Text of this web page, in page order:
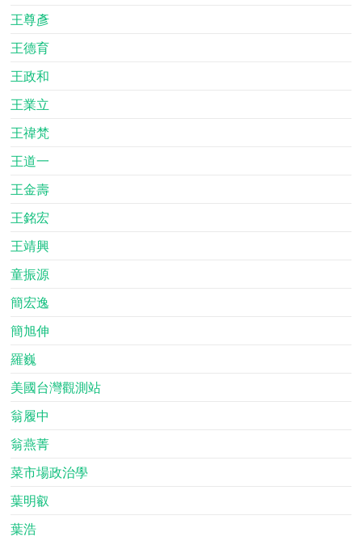
王尊彥
王德育
王政和
王業立
王禕梵
王道一
王金壽
王銘宏
王靖興
童振源
簡宏逸
簡旭伸
羅巍
美國台灣觀測站
翁履中
翁燕菁
菜市場政治學
葉明叡
葉浩